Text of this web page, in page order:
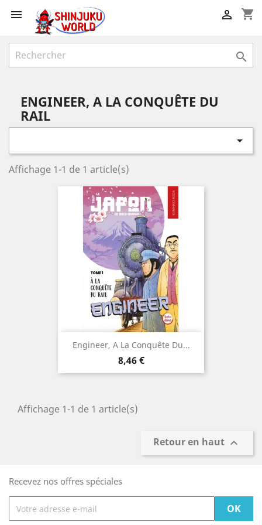
 shopping_cart


ENGINEER, A LA CONQUÊTE DU
RAIL

Affichage 1-1 de 1 article(s)
Engineer, A La Conquête Du...
Prix
8,46 €
Affichage 1-1 de 1 article(s)
Retour en haut 
Recevez nos offres spéciales